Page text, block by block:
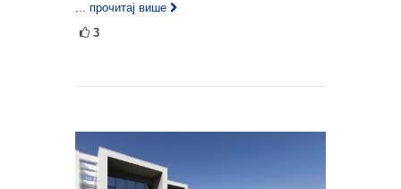
... прочитај више
3